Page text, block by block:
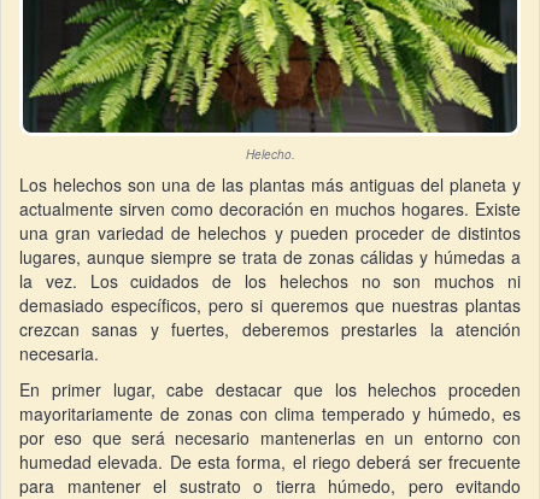
Helecho.
Los helechos son una de las plantas más antiguas del planeta y
actualmente sirven como decoración en muchos hogares. Existe
una gran variedad de helechos y pueden proceder de distintos
lugares, aunque siempre se trata de zonas cálidas y húmedas a
la vez. Los cuidados de los helechos no son muchos ni
demasiado específicos, pero si queremos que nuestras plantas
crezcan sanas y fuertes, deberemos prestarles la atención
necesaria.
En primer lugar, cabe destacar que los helechos proceden
mayoritariamente de zonas con clima temperado y húmedo, es
por eso que será necesario mantenerlas en un entorno con
humedad elevada. De esta forma, el riego deberá ser frecuente
para mantener el sustrato o tierra húmedo, pero evitando